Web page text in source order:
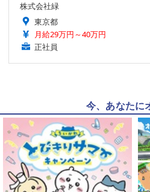
株式会社緑
東京都
月給29万円～40万円
正社員
今、あなたに